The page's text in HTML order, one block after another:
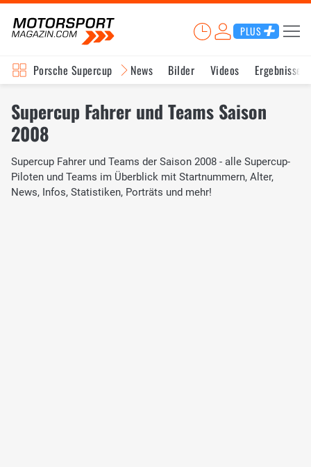
PLUS
Porsche Supercup News Bilder Videos Ergebnisse
Supercup Fahrer und Teams Saison
2008
Supercup Fahrer und Teams der Saison 2008 - alle Supercup-
Piloten und Teams im Überblick mit Startnummern, Alter,
News, Infos, Statistiken, Porträts und mehr!